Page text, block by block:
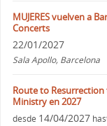
MUJERES vuelven a
Concerts
22/01/2027
Sala Apollo, Barcelona
Route to
Ministry en 2027
desde 14/04/2027